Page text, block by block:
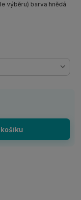
výběru) barva hnědá